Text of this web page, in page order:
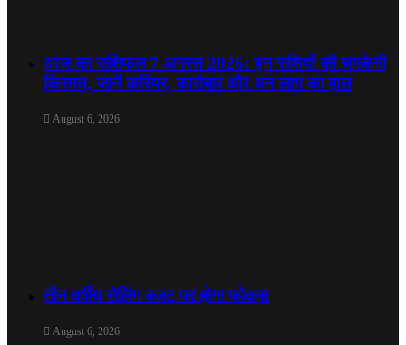
आज का राशिफल 7 अगस्त 2026: इन राशियों की चमकेगी
किस्मत, जानें करियर, कारोबार और धन लाभ का हाल
August 6, 2026
तीन वर्षीय रोलिंग बजट पर होगा फोकस
August 6, 2026